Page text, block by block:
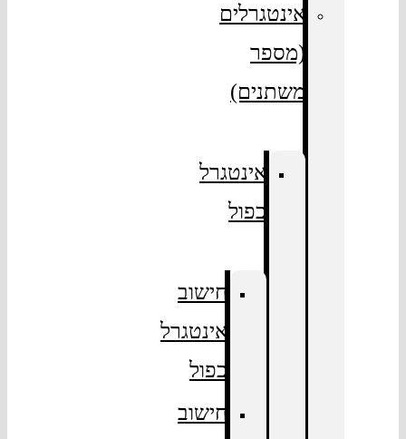
אינטגרלים
(מספר
משתנים)
אינטגרל
חישוב
אינטגרל
חישוב